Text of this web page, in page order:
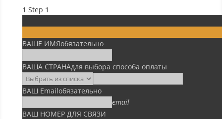
1 Step 1
ВАШЕ ИМЯобязательно
ВАША СТРАНАдля выбора способа оплаты
ВАШ Emailобязательно
email
ВАШ НОМЕР ДЛЯ СВЯЗИ